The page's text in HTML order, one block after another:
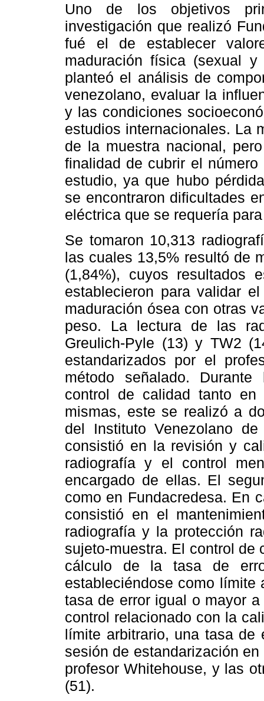
Uno de los objetivos
investigación que realizó
fué el de establecer
maduración física (sexual
planteó el análisis de
venezolano, evaluar la
y las condiciones
estudios internacionales. La
de la muestra nacional,
finalidad de cubrir el
estudio, ya que hubo
se encontraron dificultades
eléctrica que se requería
Se tomaron 10,313
las cuales 13,5% resultó de
(1,84%), cuyos resultados
establecieron para validar
maduración ósea con otras
peso. La lectura de las
Greulich-Pyle (13) y TW2
estandarizados por el
método señalado.
control de calidad tanto
mismas, este se realizó a
del Instituto Venezolano
consistió en la revisión y
radiografía y el control
encargado de ellas. El
como en Fundacredesa. En
consistió en el
radiografía y la protección
sujeto-muestra. El control de
cálculo de la tasa de
estableciéndose como límite
tasa de error igual o mayor
control relacionado con la
límite arbitrario, una tasa de
sesión de estandarización
profesor Whitehouse, y las
(51).